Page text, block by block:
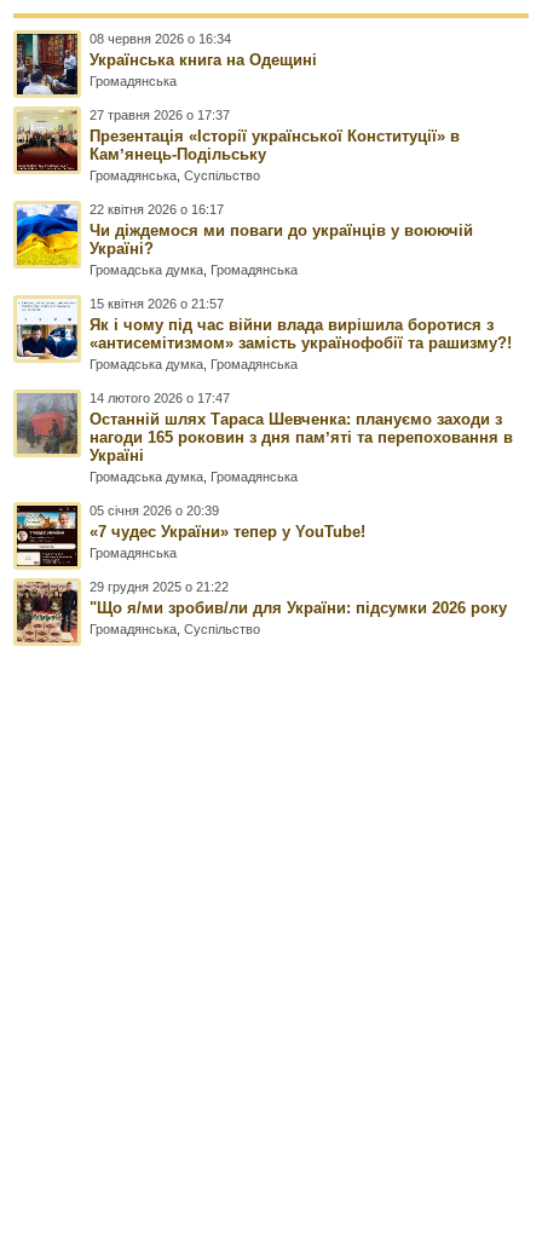
08 червня 2026 о 16:34
Українська книга на Одещині
Громадянська
27 травня 2026 о 17:37
Презентація «Історії української Конституції» в
Камʼянець-Подільську
Громадянська ,Суспільство
22 квітня 2026 о 16:17
Чи діждемося ми поваги до українців у воюючій
Україні?
Громадська думка Громадянська
15 квітня 2026 о 21:57
Як і чому під час війни влада вирішила боротися з
«антисемітизмом» замість українофобії та рашизму?!
Громадська думка Громадянська
14 лютого 2026 о 17:47
Останній шлях Тараса Шевченка: плануємо заходи з
нагоди 165 роковин з дня памʼяті та перепоховання в
Україні
Громадська думка Громадянська
05 січня 2026 о 20:39
«7 чудес України» тепер у YouTube!
Громадянська
29 грудня 2025 о 21:22
"Що я/ми зробив/ли для України: підсумки 2026 року
Громадянська ,Суспільство